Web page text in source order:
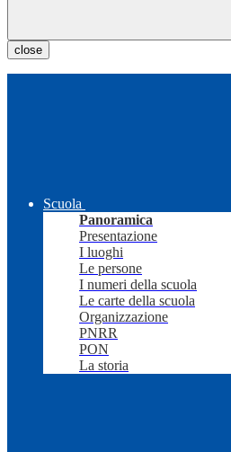
close
Scuola
Panoramica
Presentazione
I luoghi
Le persone
I numeri della scuola
Le carte della scuola
Organizzazione
PNRR
PON
La storia